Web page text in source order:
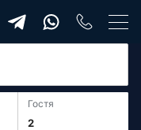
2
гостя